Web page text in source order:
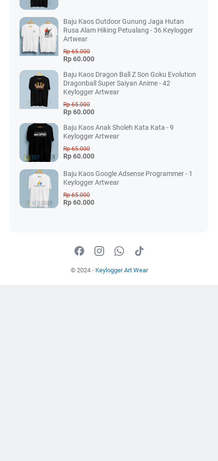
Baju Kaos Outdoor Gunung Jaga Hutan
Rusa Alam Hiking Petualang - 36 Keylogger
Artwear
Rp 65.000
Rp 60.000
Baju Kaos Dragon Ball Z Son Goku Evolution
Dragonball Super Saiyan Anime - 42
Keylogger Artwear
Rp 65.000
Rp 60.000
Baju Kaos Anak Sholeh Kata Kata - 9
Keylogger Artwear
Rp 65.000
Rp 60.000
Baju Kaos Google Adsense Programmer - 1
Keylogger Artwear
Rp 65.000
Rp 60.000
© 2024 - Keylogger Art Wear